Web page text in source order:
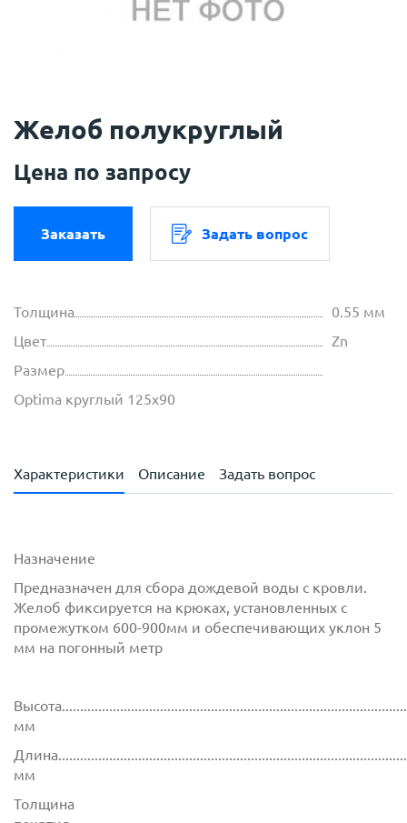
Желоб полукруглый
Цена по запросу
Заказать Задать вопрос
Толщина
0.55 мм
Цвет
Zn
Размер
Optima круглый 125х90
Характеристики Описание Задать вопрос
Назначение
Предназначен для сбора дождевой воды с кровли.
Желоб фиксируется на крюках, установленных с
промежутком 600-900мм и обеспечивающих уклон 5
мм на погонный метр
мм
мм
Толщина